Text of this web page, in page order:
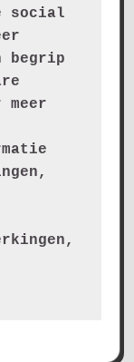
social
begrip
meer